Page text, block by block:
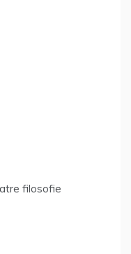
filosofie